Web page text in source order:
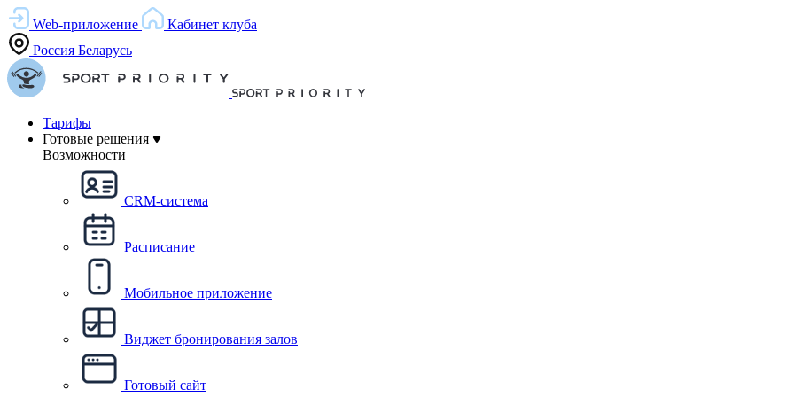
Web-приложение
Кабинет клуба
Россия Беларусь
Тарифы
Готовые решения
Возможности
CRM-система
Расписание
Мобильное приложение
Виджет бронирования залов
Готовый сайт